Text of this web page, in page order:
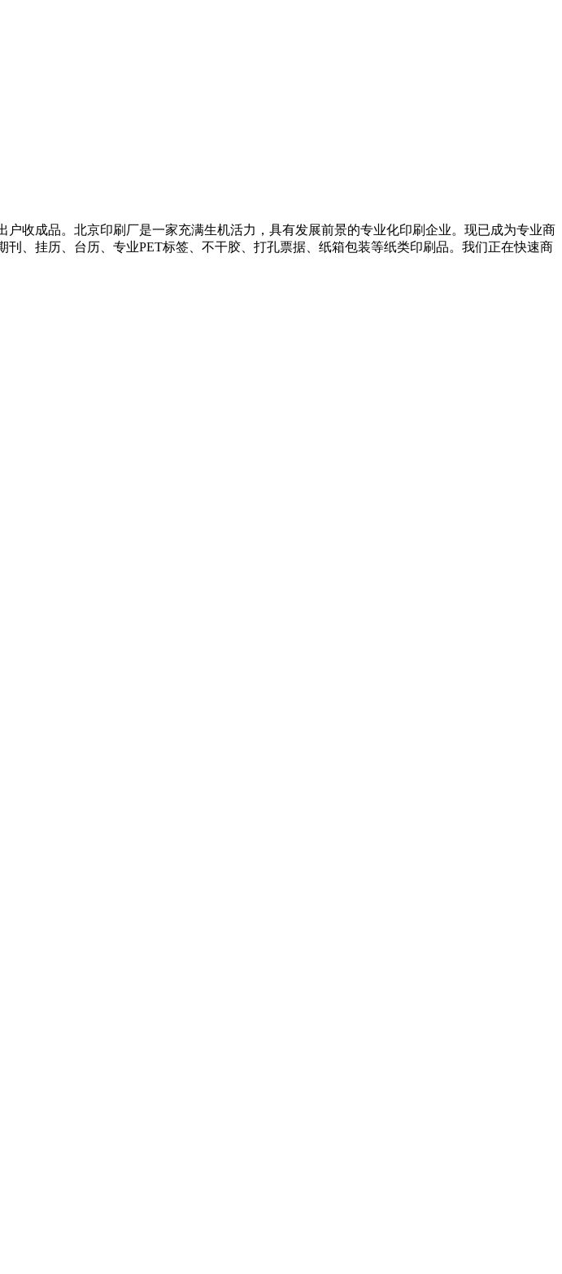
收成品。北京印刷厂是一家充满生机活力，具有发展前景的专业化印刷企业。现已成为专业商
、挂历、台历、专业PET标签、不干胶、打孔票据、纸箱包装等纸类印刷品。我们正在快速商